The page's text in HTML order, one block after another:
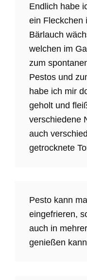
Endlich habe
ein Fleckchen
Bärlauch
welchen im
zum
Pestos und
habe ich mir
geholt und
verschiedene
auch
getrocknete
Pesto kann
eingefrieren,
auch in
genießen